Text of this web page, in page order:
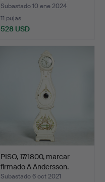
Subastado 10 ene 2024
11 pujas
528 USD
PISO, 17/1800, marcar
firmado A Andersson.
Subastado 6 oct 2021